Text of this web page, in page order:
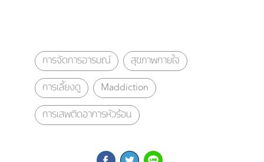
การจัดการอารมณ์ สุขภาพกายใจ
การเลี้ยงดู Maddiction
การเสพติดอาการหัวร้อน